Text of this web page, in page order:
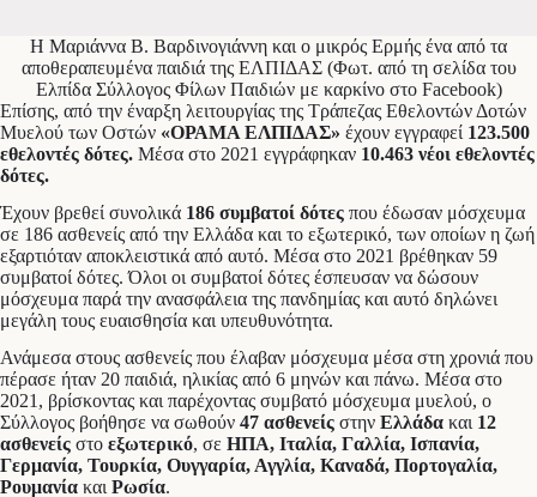
H Μαριάννα Β. Βαρδινογιάννη και ο μικρός Ερμής ένα από τα
αποθεραπευμένα παιδιά της ΕΛΠΙΔΑΣ (Φωτ. από τη σελίδα του
Ελπίδα Σύλλογος Φίλων Παιδιών με καρκίνο στο Facebook)
Επίσης, από την έναρξη λειτουργίας της Τράπεζας Εθελοντών Δοτών
Μυελού των Οστών «ΟΡΑΜΑ ΕΛΠΙΔΑΣ» έχουν εγγραφεί 123.500
εθελοντές δότες. Μέσα στο 2021 εγγράφηκαν 10.463 νέοι εθελοντές
δότες.
Έχουν βρεθεί συνολικά 186 συμβατοί δότες που έδωσαν μόσχευμα
σε 186 ασθενείς από την Ελλάδα και το εξωτερικό, των οποίων η ζωή
εξαρτιόταν αποκλειστικά από αυτό. Μέσα στο 2021 βρέθηκαν 59
συμβατοί δότες. Όλοι οι συμβατοί δότες έσπευσαν να δώσουν
μόσχευμα παρά την ανασφάλεια της πανδημίας και αυτό δηλώνει
μεγάλη τους ευαισθησία και υπευθυνότητα.
Ανάμεσα στους ασθενείς που έλαβαν μόσχευμα μέσα στη χρονιά που
πέρασε ήταν 20 παιδιά, ηλικίας από 6 μηνών και πάνω. Μέσα στο
2021, βρίσκοντας και παρέχοντας συμβατό μόσχευμα μυελού, ο
Σύλλογος βοήθησε να σωθούν 47 ασθενείς στην Ελλάδα και 12
ασθενείς στο εξωτερικό, σε ΗΠΑ, Ιταλία, Γαλλία, Ισπανία,
Γερμανία, Τουρκία, Ουγγαρία, Αγγλία, Καναδά, Πορτογαλία,
Ρουμανία και Ρωσία.